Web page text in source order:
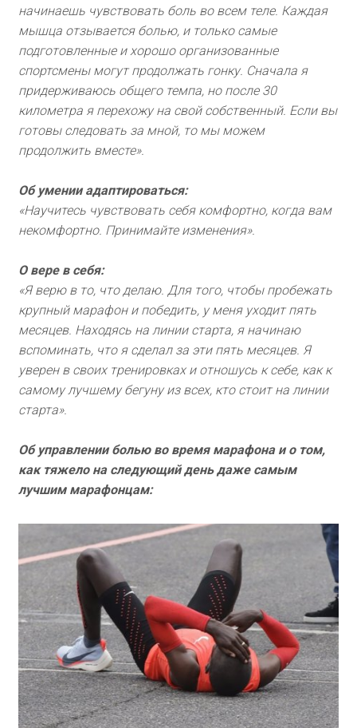
начинаешь чувствовать боль во всем теле. Каждая
мышца отзывается болью, и только самые
подготовленные и хорошо организованные
спортсмены могут продолжать гонку. Сначала я
придерживаюсь общего темпа, но после 30
километра я перехожу на свой собственный. Если вы
готовы следовать за мной, то мы можем
продолжить вместе».
Об умении адаптироваться:
«Научитесь чувствовать себя комфортно, когда вам
некомфортно. Принимайте изменения».
О вере в себя:
«Я верю в то, что делаю. Для того, чтобы пробежать
крупный марафон и победить, у меня уходит пять
месяцев. Находясь на линии старта, я начинаю
вспоминать, что я сделал за эти пять месяцев. Я
уверен в своих тренировках и отношусь к себе, как к
самому лучшему бегуну из всех, кто стоит на линии
старта».
Об управлении болью во время марафона и о том,
как тяжело на следующий день даже самым
лучшим марафонцам: